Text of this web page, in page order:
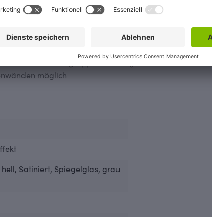
bei allen Farbgruppen in hochglanz verchromt
möglich
hell, Satiniert, Spiegelglas, grau